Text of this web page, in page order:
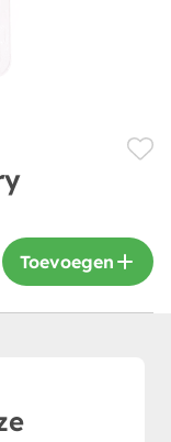
Toevoegen